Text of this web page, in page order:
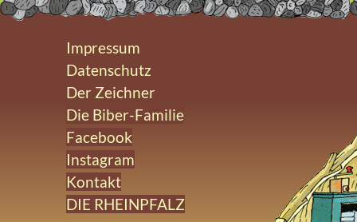
Impressum
Datenschutz
Der Zeichner
Die Biber-Familie
Facebook
Instagram
Kontakt
DIE RHEINPFALZ